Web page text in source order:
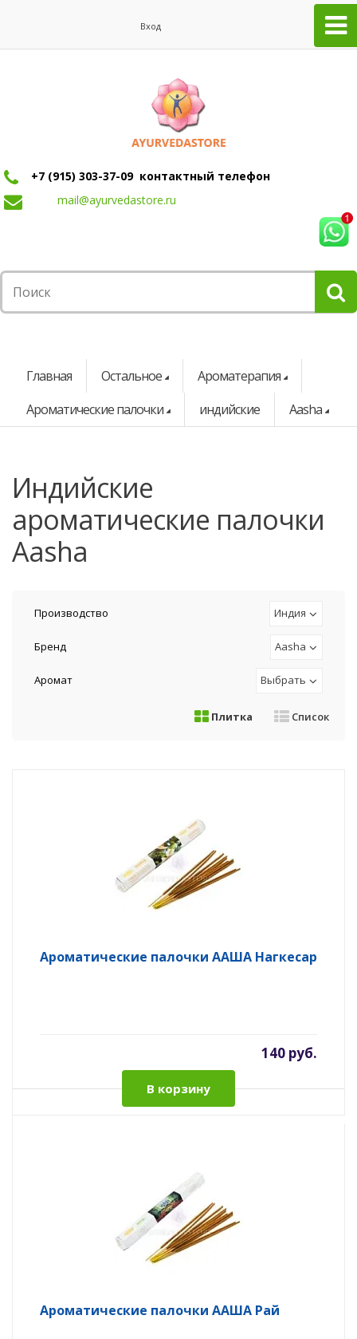
Вход
+7 (915) 303-37-09 контактный телефон
mail@ayurvedastore.ru
Главная Остальное
Ароматерапия
Ароматические палочки
индийские Aasha
индийские
ароматические палочки
Aasha
Производство Индия
Бренд Aasha
Аромат Выбрать
Плитка Список
Ароматические палочки ААША Нагкесар
140 руб.
В корзину
Ароматические палочки ААША Рай